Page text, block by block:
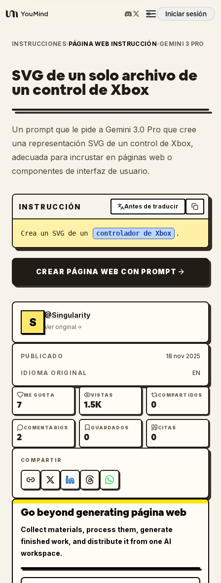
YouMind
Iniciar sesión
Resumen
Casos de uso
Habilidades
Prompts
Precios
Descargar
Blog
Actualizaciones
INSTRUCCIONES›PÁGINA WEB INSTRUCCIÓN›GEMINI 3 PRO
SVG de un solo archivo de
un control de Xbox
Un prompt que le pide a Gemini 3.0 Pro que cree
una representación SVG de un control de Xbox,
adecuada para incrustar en páginas web o
componentes de interfaz de usuario.
INSTRUCCIÓN Antes de traducir
Crea un SVG de un controlador de Xbox .
CREAR PÁGINA WEB CON PROMPT
S
@Singularity
Ver original
PUBLICADO 18 nov 2025
IDIOMA ORIGINAL EN
ME GUSTA
7
VISTAS
1.5K
COMPARTIDOS
0
COMENTARIOS
2
GUARDADOS
0
CITAS
0
COMPARTIR
Go beyond generating página web
Collect materials, process them, generate
finished work, and distribute it from one AI
workspace.